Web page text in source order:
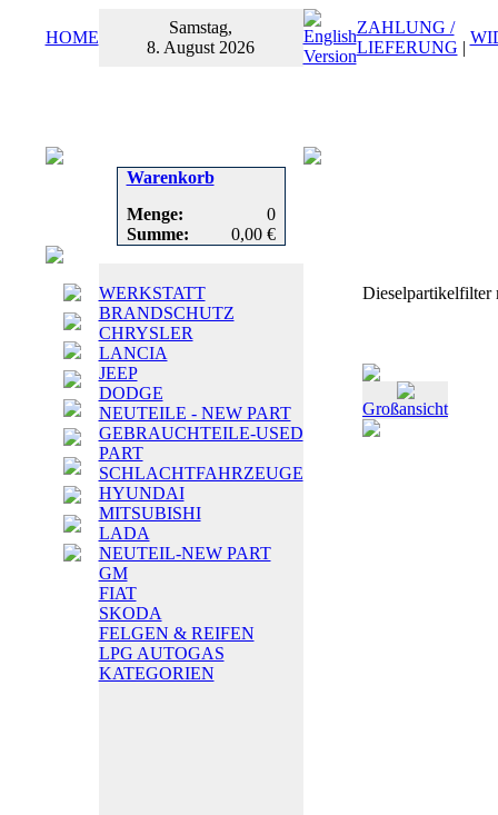
HOME
Samstag,
8. August 2026
ZAHLUNG /
LIEFERUNG |
Warenkorb
Menge:
0
Summe:
0,00 €
WERKSTATT
BRANDSCHUTZ
CHRYSLER
LANCIA
JEEP
DODGE
NEUTEILE - NEW PART
GEBRAUCHTEILE-USED
PART
SCHLACHTFAHRZEUGE
HYUNDAI
MITSUBISHI
LADA
NEUTEIL-NEW PART
GM
FIAT
SKODA
FELGEN & REIFEN
LPG AUTOGAS
KATEGORIEN
Dieselpartikelfilter
Großansicht